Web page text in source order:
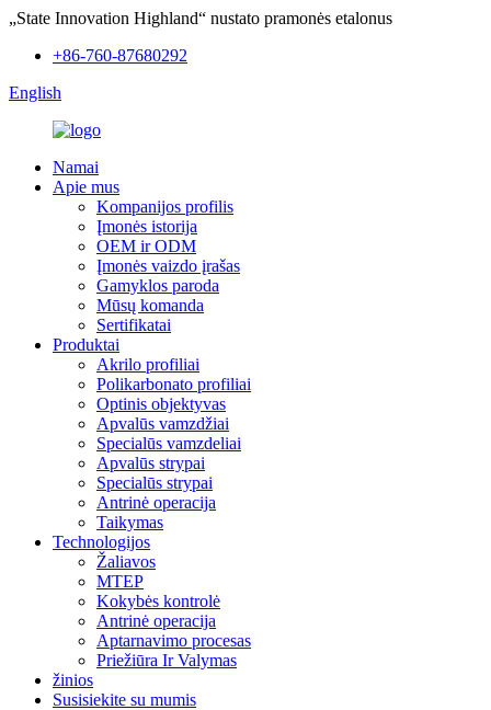
„State Innovation Highland“ nustato pramonės etalonus
+86-760-87680292
English
Namai
Apie mus
Kompanijos profilis
Įmonės istorija
OEM ir ODM
Įmonės vaizdo įrašas
Gamyklos paroda
Mūsų komanda
Sertifikatai
Produktai
Akrilo profiliai
Polikarbonato profiliai
Optinis objektyvas
Apvalūs vamzdžiai
Specialūs vamzdeliai
Apvalūs strypai
Specialūs strypai
Antrinė operacija
Taikymas
Technologijos
Žaliavos
MTEP
Kokybės kontrolė
Antrinė operacija
Aptarnavimo procesas
Priežiūra Ir Valymas
žinios
Susisiekite su mumis